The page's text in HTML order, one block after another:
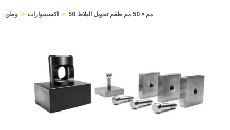
وطن > اكسسوارات > 50 مم × 50 مم طقم تحويل البلاط